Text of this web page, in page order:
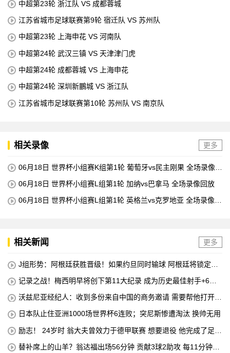
中超第23轮 浙江队 VS 成都蓉城
江苏省城市足球联赛第9轮 宿迁队 VS 苏州队
中超第23轮 上海申花 VS 河南队
中超第24轮 武汉三镇 VS 天津津门虎
中超第24轮 成都蓉城 VS 上海申花
中超第24轮 深圳新鵬城 VS 浙江队
江苏省城市足球联赛第10轮 苏州队 VS 南京队
相关录像 更多
06月18日 世界杯小组赛K组第1轮 葡萄牙vs民主刚果 全场录像回
06月18日 世界杯小组赛L组第1轮 加纳vs巴拿马 全场录像回放
06月18日 世界杯小组赛L组第1轮 英格兰vs克罗地亚 全场录像回
相关新闻 更多
J组形势：阿根廷获胜晋级！如果约旦同时输球 阿根廷将锁定榜
记录之战！梅西明早将创下第11大纪录 成为历史最佳射手+6次
沃兹尼亚经纪人：收到多份来自中国的商务邀请 需要帮他打开中
日本队止住亚洲1000场世界杯6连败；突尼斯惨遭淘汰 换帅无用
励志！ 24岁时 翁大夫曾效力于德甲联赛 想要退役 他完成了足球
替补席上的山羊？翁达福出场56分钟 贡献3球2助攻 每11分钟参